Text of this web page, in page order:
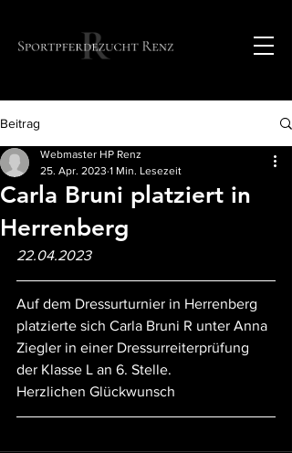
Beitrag
Carla Bruni platziert in
Herrenberg
Webmaster HP Renz
25. Apr. 2023 1 Min. Lesezeit
22.04.2023
Auf dem Dressurturnier in Herrenberg
platzierte sich Carla Bruni R unter Anna
Ziegler in einer Dressurreiterprüfung
der Klasse L an 6. Stelle.
Herzlichen Glückwunsch